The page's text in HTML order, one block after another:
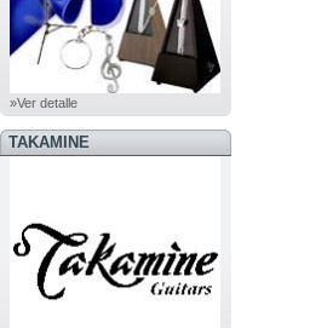
»Ver detalle
TAKAMINE